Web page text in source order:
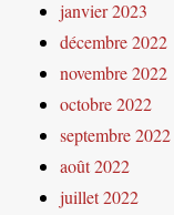
janvier 2023
décembre 2022
novembre 2022
octobre 2022
septembre 2022
août 2022
juillet 2022